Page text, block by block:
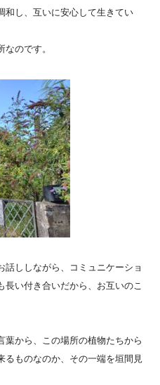
和し、互いに安心して生きてい
のです。
話ししながら、コミュニケーショ
長い付き合いだから、お互いのこ
葉から、この場所の植物たちから
ものなのか、その一端を垣間見